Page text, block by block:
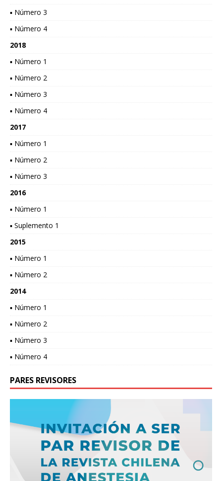
▪ Número 3
▪ Número 4
2018
▪ Número 1
▪ Número 2
▪ Número 3
▪ Número 4
2017
▪ Número 1
▪ Número 2
▪ Número 3
2016
▪ Número 1
▪ Suplemento 1
2015
▪ Número 1
▪ Número 2
2014
▪ Número 1
▪ Número 2
▪ Número 3
▪ Número 4
PARES REVISORES